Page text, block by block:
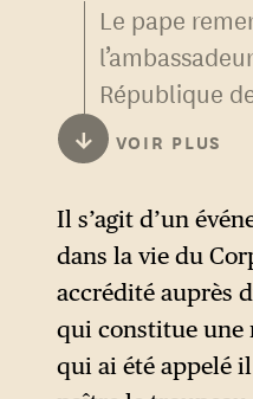
Le pape
République
Saint-Siège,
qui, en tant
corps
le veut la
les vœux de
en effet
Chypre
↓ VOIR PLUS
Il s’agit d’un
dans la vie du
accrédité auprès
qui constitue une
qui ai été appelé